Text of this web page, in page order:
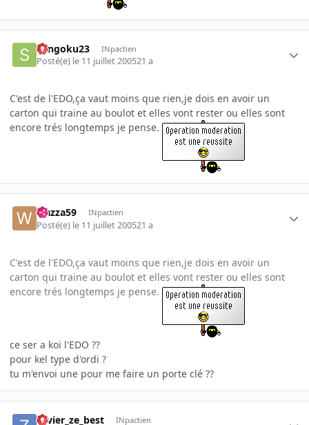
Sangoku23 INpactien
Posté(e) le 11 juillet 200521 a
C'est de l'EDO,ça vaut moins que rien,je dois en avoir un
carton qui traine au boulot et elles vont rester ou elles sont
encore trés longtemps je pense.
wazza59 INpactien
Posté(e) le 11 juillet 200521 a
C'est de l'EDO,ça vaut moins que rien,je dois en avoir un
carton qui traine au boulot et elles vont rester ou elles sont
encore trés longtemps je pense.
ce ser a koi l'EDO ??
pour kel type d'ordi ?
tu m'envoi une pour me faire un porte clé ??
zavier_ze_best INpactien